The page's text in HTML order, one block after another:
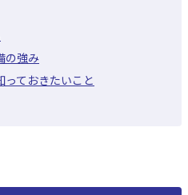
の強み
ておきたいこと